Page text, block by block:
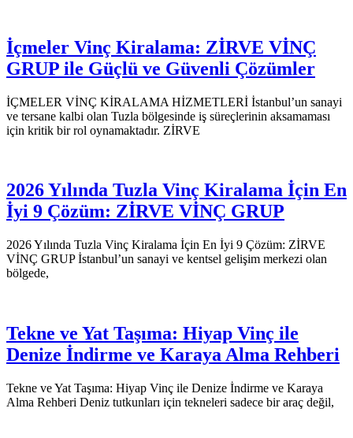
İçmeler Vinç Kiralama: ZİRVE VİNÇ
GRUP ile Güçlü ve Güvenli Çözümler
İÇMELER VİNÇ KİRALAMA HİZMETLERİ İstanbul’un sanayi
ve tersane kalbi olan Tuzla bölgesinde iş süreçlerinin aksamaması
için kritik bir rol oynamaktadır. ZİRVE
2026 Yılında Tuzla Vinç Kiralama İçin En
İyi 9 Çözüm: ZİRVE VİNÇ GRUP
2026 Yılında Tuzla Vinç Kiralama İçin En İyi 9 Çözüm: ZİRVE
VİNÇ GRUP İstanbul’un sanayi ve kentsel gelişim merkezi olan
bölgede,
Tekne ve Yat Taşıma: Hiyap Vinç ile
Denize İndirme ve Karaya Alma Rehberi
Tekne ve Yat Taşıma: Hiyap Vinç ile Denize İndirme ve Karaya
Alma Rehberi Deniz tutkunları için tekneleri sadece bir araç değil,